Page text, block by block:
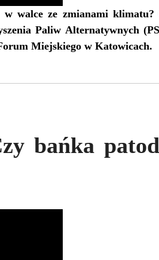
walce ze zmianami klimatu?
Paliw Alternatywnych
Miejskiego w Katowicach.
bańka